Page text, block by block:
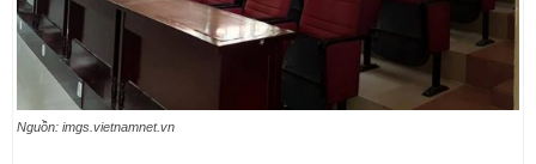
Nguồn: imgs.vietnamnet.vn